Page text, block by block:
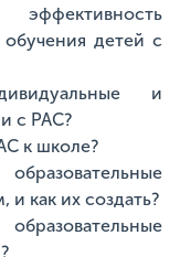
детей с
и
с РАС?
к школе?
как их создать?